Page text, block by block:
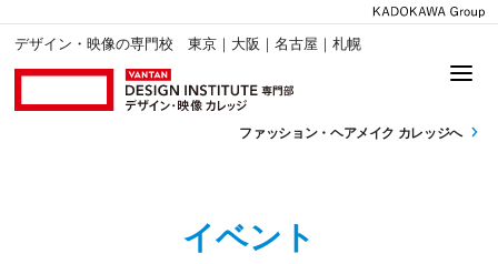
デザイン・映像の専門校 東京｜大阪｜名古屋｜札幌
ファッション・ ヘアメイク カレッジへ
イベント